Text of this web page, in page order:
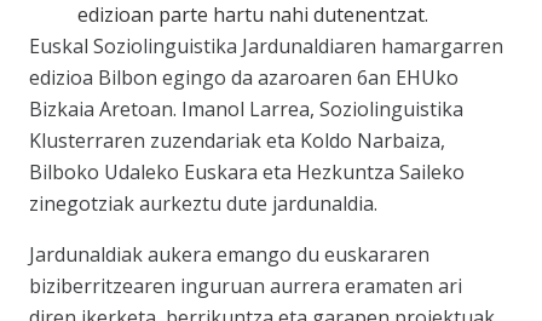
edizioan parte hartu nahi dutenentzat.
Euskal Soziolinguistika Jardunaldiaren hamargarren
edizioa Bilbon egingo da azaroaren 6an EHUko
Bizkaia Aretoan. Imanol Larrea, Soziolinguistika
Klusterraren zuzendariak eta Koldo Narbaiza,
Bilboko Udaleko Euskara eta Hezkuntza Saileko
zinegotziak aurkeztu dute jardunaldia.
Jardunaldiak aukera emango du euskararen
biziberritzearen inguruan aurrera eramaten ari